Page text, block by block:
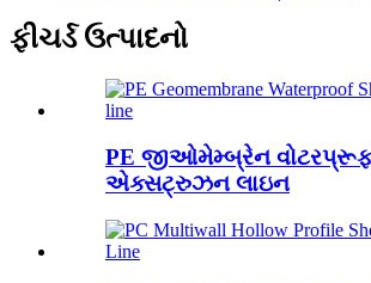
ફીચર્ડ ઉત્પાદનો
PE જીઓમેમ્બ્રેન
એક્સટ્રુઝન લાઇન